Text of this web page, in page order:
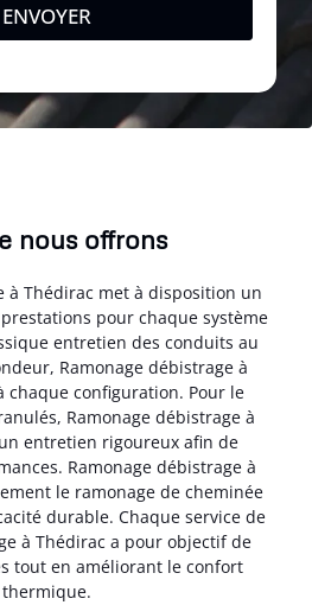
ENVOYER
nous offrons
à Thédirac met à disposition un
pour chaque système
entretien des conduits au
Ramonage débistrage à
chaque configuration. Pour le
Ramonage débistrage à
entretien rigoureux afin de
Ramonage débistrage à
le ramonage de cheminée
durable. Chaque service de
à Thédirac a pour objectif de
tout en améliorant le confort
thermique.